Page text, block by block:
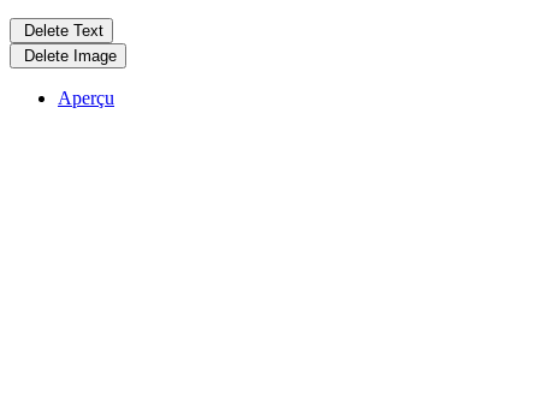
Delete Text
Delete Image
Aperçu